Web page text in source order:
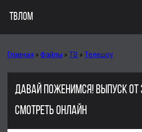
ТВЛОМ
Главная » Файлы » ТВ » Телешоу
ДАВАЙ ПОЖЕНИМСЯ! ВЫПУСК ОТ
СМОТРЕТЬ ОНЛАЙН